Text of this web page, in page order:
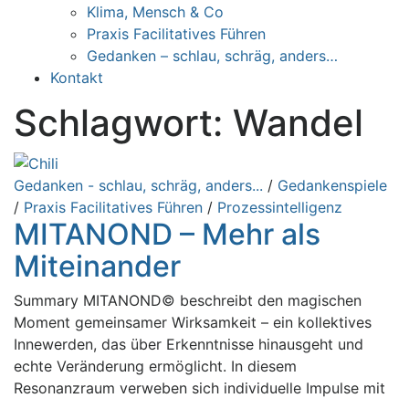
Klima, Mensch & Co
Praxis Facilitatives Führen
Gedanken – schlau, schräg, anders…
Kontakt
Schlagwort: Wandel
Gedanken - schlau, schräg, anders... / Gedankenspiele
/ Praxis Facilitatives Führen / Prozessintelligenz
MITANOND – Mehr als
Miteinander
Summary MITANOND© beschreibt den magischen
Moment gemeinsamer Wirksamkeit – ein kollektives
Innewerden, das über Erkenntnisse hinausgeht und
echte Veränderung ermöglicht. In diesem
Resonanzraum verweben sich individuelle Impulse mit